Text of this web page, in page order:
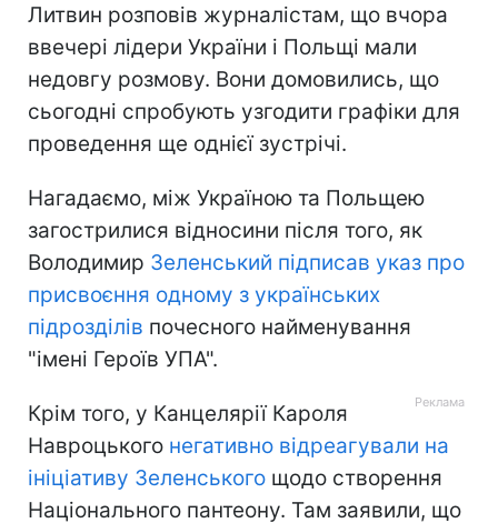
Литвин розповів журналістам, що вчора
ввечері лідери України і Польщі мали
недовгу розмову. Вони домовились, що
сьогодні спробують узгодити графіки для
проведення ще однієї зустрічі.
Нагадаємо, між Україною та Польщею
загострилися відносини після того, як
Володимир Зеленський підписав указ про
присвоєння одному з українських
підрозділів почесного найменування
"імені Героїв УПА".
Крім того, у Канцелярії Кароля
Навроцького негативно відреагували на
ініціативу Зеленського щодо створення
Національного пантеону. Там заявили, що